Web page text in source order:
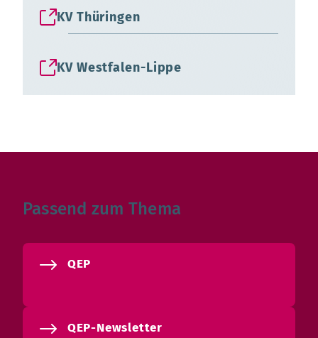
KV Thüringen
KV Westfalen-Lippe
Passend zum Thema
QEP
QEP-Newsletter